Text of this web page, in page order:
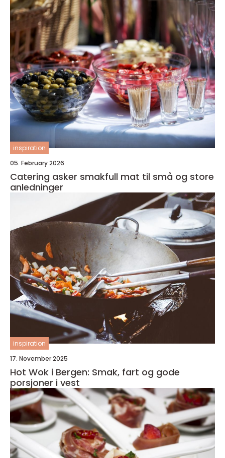
inspiration
05. February 2026
Catering asker smakfull mat til små og store
anledninger
inspiration
17. November 2025
Hot Wok i Bergen: Smak, fart og gode
porsjoner i vest